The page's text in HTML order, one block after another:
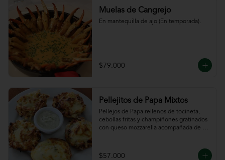
Muelas de Cangrejo
En mantequilla de ajo (En temporada).
$79.000
Pellejitos de Papa Mixtos
Pellejos de Papa rellenos de tocineta,
cebollas fritas y champiñones gratinados
con queso mozzarella acompañada de
$57.000